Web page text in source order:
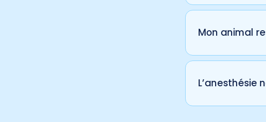
Oui, une
Écrivez-nous
Mon animal
Notre priorité